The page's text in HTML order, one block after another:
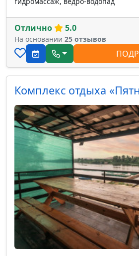
Отлично 5.0
На основании 25 отзывов
Комплекс отдыха